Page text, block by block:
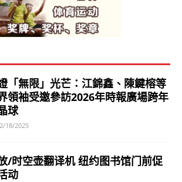
「無限」光芒：江錦鑫、陳鍵榕等
領袖受邀參訪2026年時報廣場跨年
球
18/2025
/时空壶翻译机 纽约图书馆门前促
动